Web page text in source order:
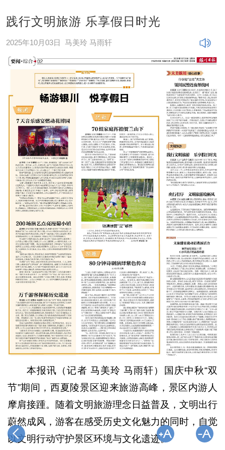
践行文明旅游 乐享假日时光
2025年10月03日 马美玲 马雨轩
本报讯（记者 马美玲 马雨轩）国庆中秋“双
节”期间，西夏陵景区迎来旅游高峰，景区内游人
摩肩接踵。随着文明旅游理念日益普及，文明出行
蔚然成风，游客在感受历史文化魅力的同时，自觉
以文明行动守护景区环境与文化遗迹。